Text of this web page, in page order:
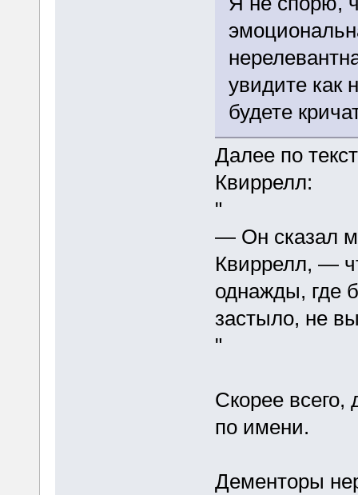
увидите как
будете
Далее по
Квиррелл:
"
— Он сказал
Квиррелл, —
однажды, где
застыло, не
"
Скорее всего,
по имени.
Дементоры